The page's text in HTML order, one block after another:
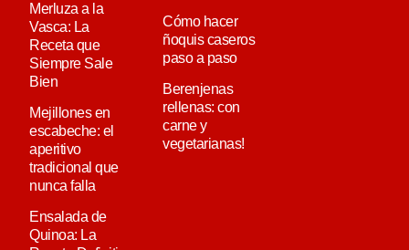
Merluza a la
Vasca: La
Receta que
Siempre Sale
Bien
Mejillones en
escabeche: el
aperitivo
tradicional que
nunca falla
Ensalada de
Quinoa: La
Cómo hacer
ñoquis caseros
paso a paso
Berenjenas
rellenas: con
carne y
vegetarianas!